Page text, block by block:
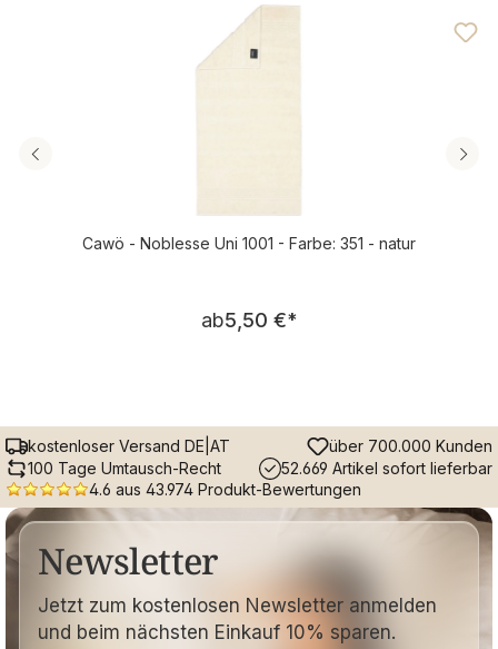
Cawö - Noblesse Uni 1001 - Farbe: 351 - natur
Regulärer Preis:
ab5,50 €*
kostenloser Versand DE|AT
über 700.000 Kunden
100 Tage Umtausch-Recht
52.669 Artikel sofort lieferbar
4.6 aus 43.974 Produkt-Bewertungen
Newsletter
Jetzt zum kostenlosen Newsletter anmelden
und beim nächsten Einkauf 10% sparen.